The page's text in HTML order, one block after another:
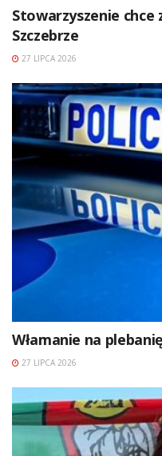
Stowarzyszenie chce
Szczebrze
27 LIPCA 2026
Włamanie na
27 LIPCA 2026